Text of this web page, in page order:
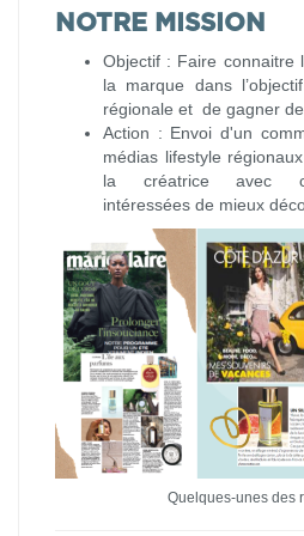
NOTRE MISSION
Objectif : Faire
la marque dans
régionale et de gagner
Action : Envoi d'un
médias lifestyle
la créatrice avec
intéressées de mieux
Quelques-unes des